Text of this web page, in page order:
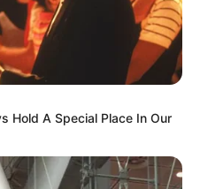
AMBALÁ
IBAGUÉ
IBAL
Hold A Special Place In Our